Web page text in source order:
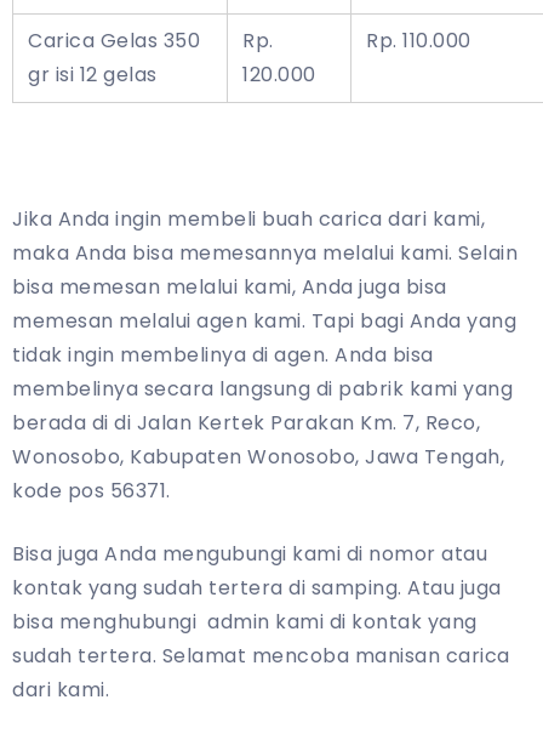
Carica Gelas 350
gr isi 12 gelas
Rp.
120.000
Rp. 110.000
Jika Anda ingin membeli buah carica dari kami,
maka Anda bisa memesannya melalui kami. Selain
bisa memesan melalui kami, Anda juga bisa
memesan melalui agen kami. Tapi bagi Anda yang
tidak ingin membelinya di agen. Anda bisa
membelinya secara langsung di pabrik kami yang
berada di di Jalan Kertek Parakan Km. 7, Reco,
Wonosobo, Kabupaten Wonosobo, Jawa Tengah,
kode pos 56371.
Bisa juga Anda mengubungi kami di nomor atau
kontak yang sudah tertera di samping. Atau juga
bisa menghubungi admin kami di kontak yang
sudah tertera. Selamat mencoba manisan carica
dari kami.